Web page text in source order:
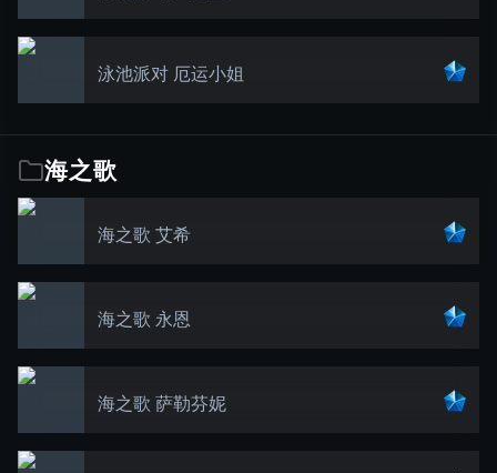
泳池派对 厄运小姐
海之歌
海之歌 艾希
海之歌 永恩
海之歌 萨勒芬妮